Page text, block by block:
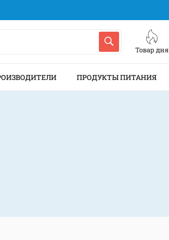
Товар дня
ПРОДУКТЫ ПИТАНИЯ